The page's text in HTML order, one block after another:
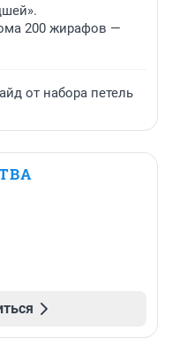
200 жирафов —
от набора петель